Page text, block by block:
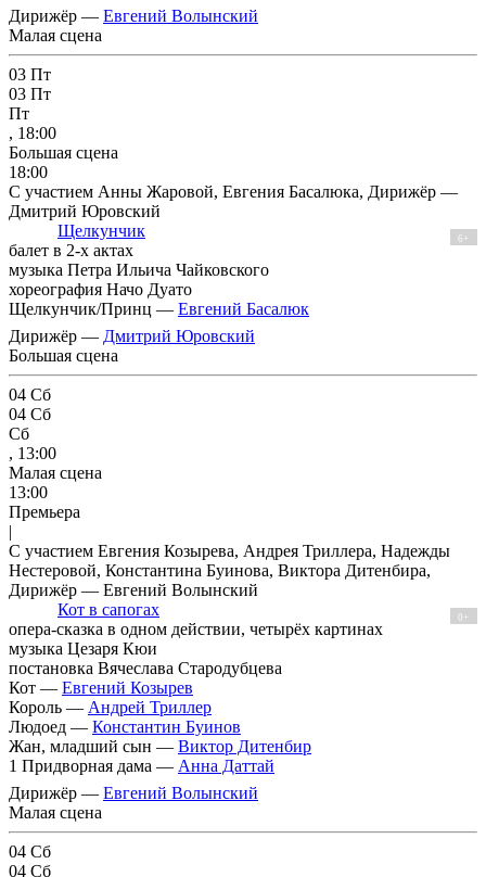
Дирижёр — Евгений Волынский
Малая сцена
03 Пт
03 Пт
Пт
, 18:00
Большая сцена
18:00
С участием Анны Жаровой, Евгения Басалюка, Дирижёр —
Дмитрий Юровский
Щелкунчик
6+
балет в 2-х актах
музыка Петра Ильича Чайковского
хореография Начо Дуато
Щелкунчик/Принц — Евгений Басалюк
Дирижёр — Дмитрий Юровский
Большая сцена
04 Сб
04 Сб
Сб
, 13:00
Малая сцена
13:00
Премьера
|
С участием Евгения Козырева, Андрея Триллера, Надежды
Нестеровой, Константина Буинова, Виктора Дитенбира,
Дирижёр — Евгений Волынский
Кот в сапогах
0+
опера-сказка в одном действии, четырёх картинах
музыка Цезаря Кюи
постановка Вячеслава Стародубцева
Кот — Евгений Козырев
Король — Андрей Триллер
Людоед — Константин Буинов
Жан, младший сын — Виктор Дитенбир
1 Придворная дама — Анна Даттай
Дирижёр — Евгений Волынский
Малая сцена
04 Сб
04 Сб